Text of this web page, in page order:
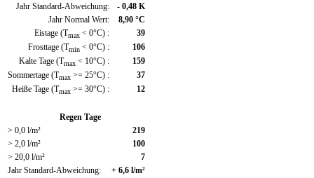
Jahr Standard-Abweichung:
- 0,48 K
Jahr Normal Wert:
8,90 °C
Eistage (Tmax < 0°C) :
39
Frosttage (Tmin < 0°C) :
106
Kalte Tage (Tmax < 10°C) :
159
Sommertage (Tmax >= 25°C) :
37
Heiße Tage (Tmax >= 30°C) : 12
Regen Tage
> 0,0 l/m²
219
> 2,0 l/m²
100
> 20,0 l/m²
7
Jahr Standard-Abweichung:
+ 6,6 l/m²